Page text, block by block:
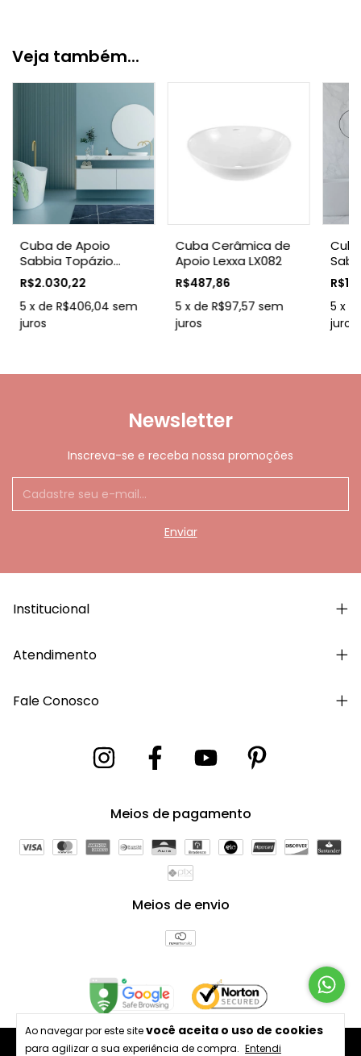
Ao navegar por este sitevocê aceita o uso de cookies
para agilizar a sua experiência de compra. Entendi
Veja também...
Cuba de Apoio
Sabbia Topázio
Branco Duramatt
R$2.030,22
5 x de R$406,04 sem
juros
Cuba Cerâmica de
Apoio Lexxa LX082
R$487,86
5 x de R$97,57 sem
juros
5 x
juros
Newsletter
Inscreva-se e receba nossa promoções
Institucional
Atendimento
Fale Conosco
Meios de pagamento
Meios de envio
Copyright Bagno Decor Comercio e Decoração LTDA -